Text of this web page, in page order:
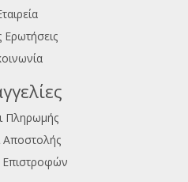
Ερωτήσεις
Πληρωμής
Αποστολής
Επιστροφών